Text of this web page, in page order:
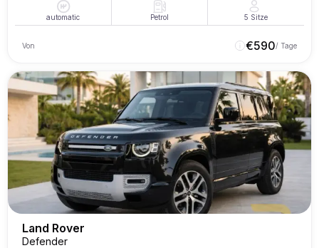
automatic Petrol 5 Sitze
Von €590/ Tage
Land Rover
Defender